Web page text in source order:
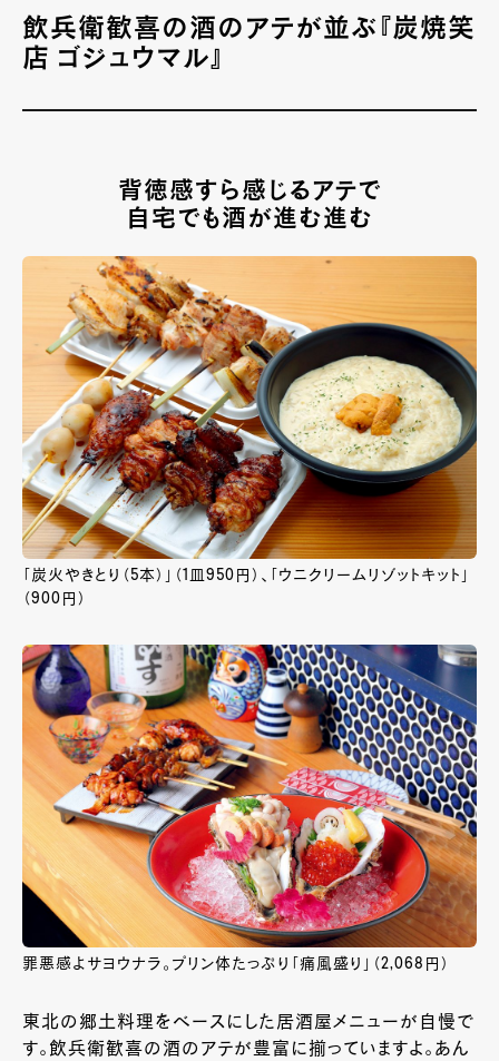
飲兵衛歓喜の酒のアテが並ぶ『炭焼笑
店 ゴジュウマル』
背徳感すら感じるアテで
自宅でも酒が進む進む
「炭火やきとり（5本）」（1皿950円）、「ウニクリームリゾットキット」
（900円）
罪悪感よサヨウナラ。プリン体たっぷり「痛風盛り」（2,068円）
東北の郷土料理をベースにした居酒屋メニューが自慢で
す。飲兵衛歓喜の酒のアテが豊富に揃っていますよ。あん